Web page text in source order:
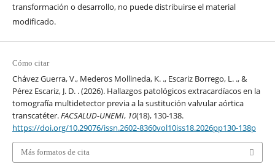
transformación o desarrollo, no puede distribuirse el material
modificado.
Cómo citar
Chávez Guerra, V., Mederos Mollineda, K. ., Escariz Borrego, L. ., &
Pérez Escariz, J. D. . (2026). Hallazgos patológicos extracardíacos en la
tomografía multidetector previa a la sustitución valvular aórtica
transcatéter.FACSALUD-UNEMI, 10(18), 130-138.
https://doi.org/10.29076/issn.2602-8360vol10iss18.2026pp130-138p
Más formatos de cita